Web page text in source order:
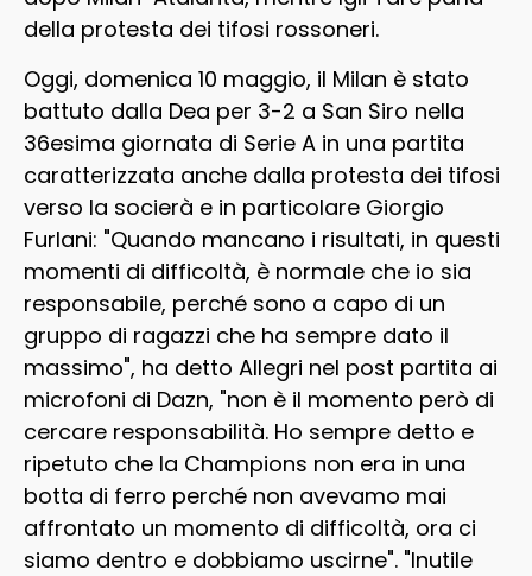
della protesta dei tifosi rossoneri.
Oggi, domenica 10 maggio, il Milan è stato
battuto dalla Dea per 3-2 a San Siro nella
36esima giornata di Serie A in una partita
caratterizzata anche dalla protesta dei tifosi
verso la socierà e in particolare Giorgio
Furlani: "Quando mancano i risultati, in questi
momenti di difficoltà, è normale che io sia
responsabile, perché sono a capo di un
gruppo di ragazzi che ha sempre dato il
massimo", ha detto Allegri nel post partita ai
microfoni di Dazn, "non è il momento però di
cercare responsabilità. Ho sempre detto e
ripetuto che la Champions non era in una
botta di ferro perché non avevamo mai
affrontato un momento di difficoltà, ora ci
siamo dentro e dobbiamo uscirne". "Inutile